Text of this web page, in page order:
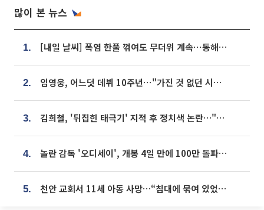
많이 본 뉴스
1. [내일 날씨] 폭염 한풀 꺾여도 무더위 계속⋯동해안 이틀 연속 비
2. 임영웅, 어느덧 데뷔 10주년⋯"가진 것 없던 시절, 내 앞엔 20명의 팬뿐"
3. 김희철, '뒤집힌 태극기' 지적 후 정치색 논란…"좌우 떠나 우리나라 국기"
4. 놀란 감독 '오디세이', 개봉 4일 만에 100만 돌파⋯'왕사남' 보다 빠르다
5. 천안 교회서 11세 아동 사망…“침대에 묶여 있었다” 진술 확보